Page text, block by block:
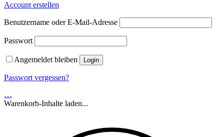
Account erstellen
Benutzername oder E-Mail-Adresse
Passwort
Angemeldet bleiben
Passwort vergessen?
…
Warenkorb-Inhalte laden...